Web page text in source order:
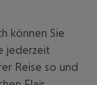
können Sie
jederzeit
Reise so und